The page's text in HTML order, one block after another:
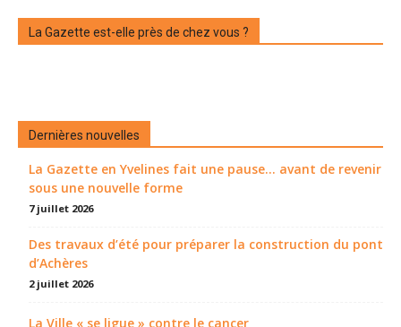
La Gazette est-elle près de chez vous ?
Dernières nouvelles
La Gazette en Yvelines fait une pause... avant de revenir
sous une nouvelle forme
7 juillet 2026
Des travaux d’été pour préparer la construction du pont
d’Achères
2 juillet 2026
La Ville « se ligue » contre le cancer